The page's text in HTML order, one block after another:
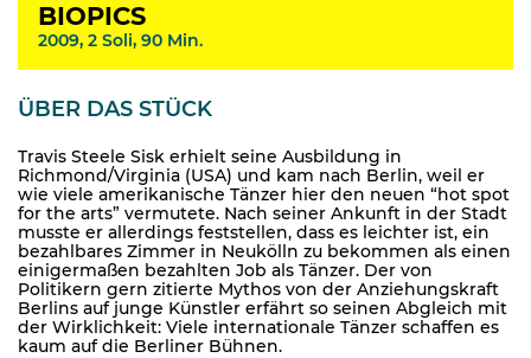
BIOPICS
2009, 2 Soli, 90 Min.
ÜBER DAS STÜCK
Travis Steele Sisk erhielt seine Ausbildung in
Richmond/Virginia (USA) und kam nach Berlin, weil er
wie viele amerikanische Tänzer hier den neuen “hot spot
for the arts” vermutete. Nach seiner Ankunft in der Stadt
musste er allerdings feststellen, dass es leichter ist, ein
bezahlbares Zimmer in Neukölln zu bekommen als einen
einigermaßen bezahlten Job als Tänzer. Der von
Politikern gern zitierte Mythos von der Anziehungskraft
Berlins auf junge Künstler erfährt so seinen Abgleich mit
der Wirklichkeit: Viele internationale Tänzer schaffen es
kaum auf die Berliner Bühnen.